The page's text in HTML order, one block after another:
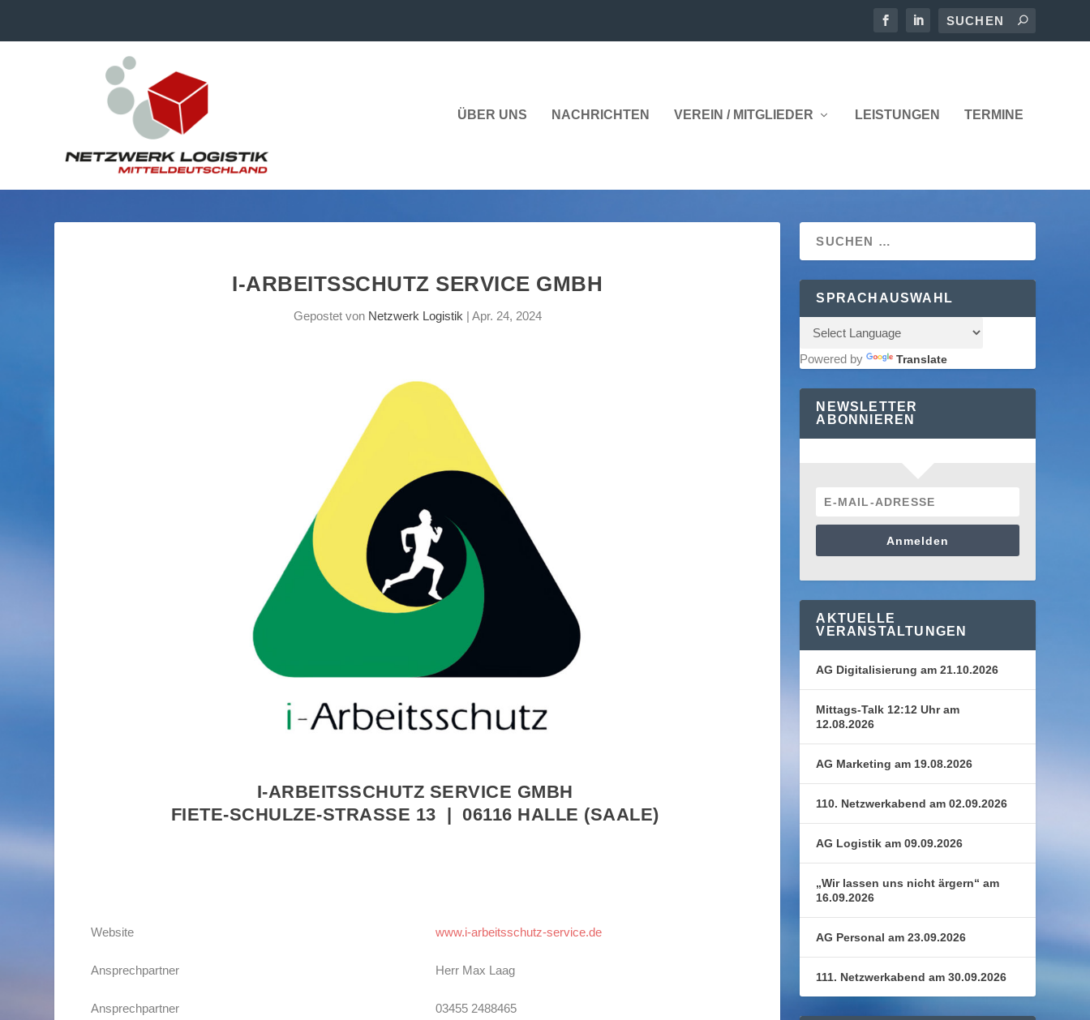
ÜBER UNS NACHRICHTEN VEREIN / MITGLIEDER LEISTUNGEN TERMINE
I-ARBEITSSCHUTZ SERVICE GMBH
Gepostet von Netzwerk Logistik | Apr. 24, 2024
I-ARBEITSSCHUTZ SERVICE GMBH
FIETE-SCHULZE-STRASSE 13
| 06116 HALLE (SAALE)
Website
Ansprechpartner
Ansprechpartner
www.i-arbeitsschutz-service.de
Herr Max Laag
03455 2488465
SPRACHAUSWAHL
Powered by Translate
NEWSLETTER
ABONNIEREN
Anmelden
AKTUELLE
VERANSTALTUNGEN
AG Digitalisierung am 21.10.2026
Mittags-Talk 12:12 Uhr am
12.08.2026
AG Marketing am 19.08.2026
110. Netzwerkabend am 02.09.2026
AG Logistik am 09.09.2026
„Wir lassen uns nicht ärgern“ am
16.09.2026
AG Personal am 23.09.2026
111. Netzwerkabend am 30.09.2026